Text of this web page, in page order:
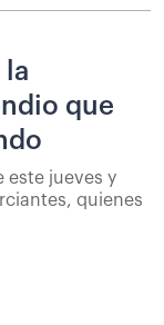
la
que
este jueves y
quienes